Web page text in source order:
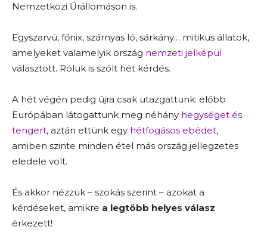
Nemzetközi Űrállomáson is.
Egyszarvú, főnix, szárnyas ló, sárkány… mitikus állatok,
amelyeket valamelyik ország nemzeti jelképül
választott. Róluk is szólt hét kérdés.
A hét végén pedig újra csak utazgattunk: előbb
Európában látogattunk meg néhány hegységet és
tengert, aztán ettünk egy hétfogásos ebédet,
amiben szinte minden étel más ország jellegzetes
eledele volt.
És akkor nézzük – szokás szerint – azokat a
kérdéseket, amikre a legtöbb helyes válasz
érkezett!